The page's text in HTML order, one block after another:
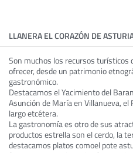
LLANERA EL CORAZÓN DE
Son muchos los recursos turísticos
ofrecer, desde un patrimonio
gastronómico.
Destacamos el Yacimiento del
Asunción de María en Villanueva, el
largo etcétera.
La gastronomía es otro de sus
productos estrella son el cerdo, la
destacamos platos comoel pote